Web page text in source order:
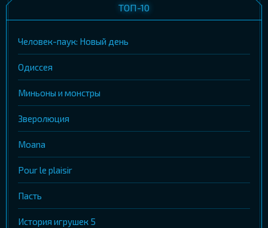
ТОП-10
Человек-паук: Новый день
Одиссея
Миньоны и монстры
Зверолюция
Moana
Pour le plaisir
Пасть
История игрушек 5